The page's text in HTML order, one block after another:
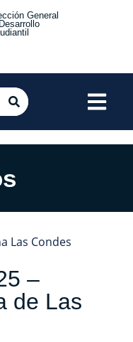
General
Las Condes
–
de Las